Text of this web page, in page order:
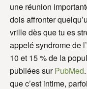
une réunion
dois affronter
vrille dès que tu es
appelé syndrome de
10 et 15 % de la
publiées surPubMed
que c’est intime,